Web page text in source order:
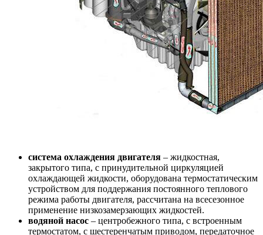
система охлаждения двигателя – жидкостная,
закрытого типа, с принудительной циркуляцией
охлаждающей жидкости, оборудована термостатическим
устройством для поддержания постоянного теплового
режима работы двигателя, рассчитана на всесезонное
применение низкозамерзающих жидкостей.
водяной насос – центробежного типа, с встроенным
термостатом, с шестеренчатым приводом, передаточное